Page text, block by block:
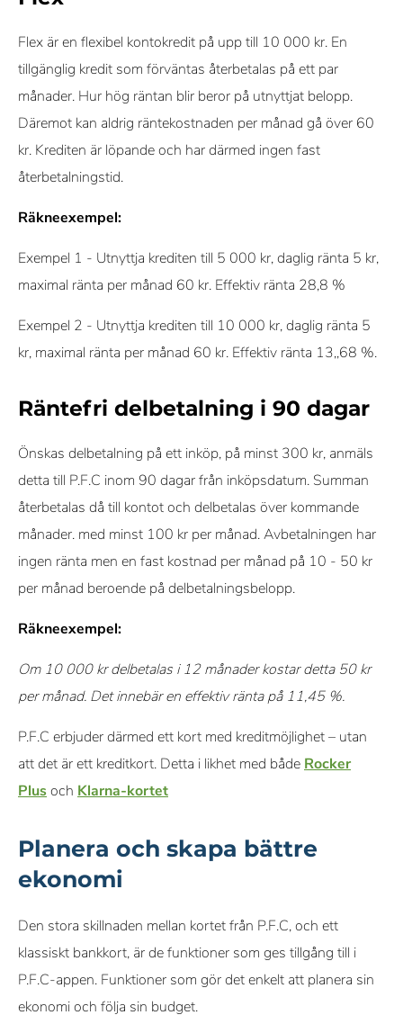
Flex är en flexibel kontokredit på upp till 10 000 kr. En
tillgänglig kredit som förväntas återbetalas på ett par
månader. Hur hög räntan blir beror på utnyttjat belopp.
Däremot kan aldrig räntekostnaden per månad gå över 60
kr. Krediten är löpande och har därmed ingen fast
återbetalningstid.
Räkneexempel:
Exempel 1 - Utnyttja krediten till 5 000 kr, daglig ränta 5 kr,
maximal ränta per månad 60 kr. Effektiv ränta 28,8 %
Exempel 2 - Utnyttja krediten till 10 000 kr, daglig ränta 5
kr, maximal ränta per månad 60 kr. Effektiv ränta 13,,68 %.
Räntefri delbetalning i 90 dagar
Önskas delbetalning på ett inköp, på minst 300 kr, anmäls
detta till P.F.C inom 90 dagar från inköpsdatum. Summan
återbetalas då till kontot och delbetalas över kommande
månader. med minst 100 kr per månad. Avbetalningen har
ingen ränta men en fast kostnad per månad på 10 - 50 kr
per månad beroende på delbetalningsbelopp.
Räkneexempel:
Om 10 000 kr delbetalas i 12 månader kostar detta 50 kr
per månad. Det innebär en effektiv ränta på 11,45 %.
P.F.C erbjuder därmed ett kort med kreditmöjlighet – utan
att det är ett kreditkort. Detta i likhet med både Rocker
Plusoch Klarna-kortet
Planera och skapa bättre
ekonomi
Den stora skillnaden mellan kortet från P.F.C, och ett
klassiskt bankkort, är de funktioner som ges tillgång till i
P.F.C-appen. Funktioner som gör det enkelt att planera sin
ekonomi och följa sin budget.